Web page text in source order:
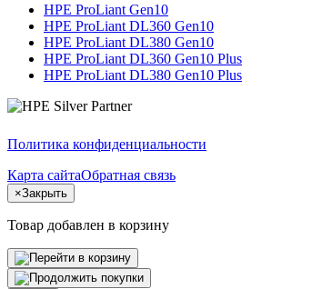
HPE ProLiant Gen10
HPE ProLiant DL360 Gen10
HPE ProLiant DL380 Gen10
HPE ProLiant DL360 Gen10 Plus
HPE ProLiant DL380 Gen10 Plus
Политика конфиденциальности
Карта сайтаОбратная связь
×Закрыть
Товар добавлен в корзину